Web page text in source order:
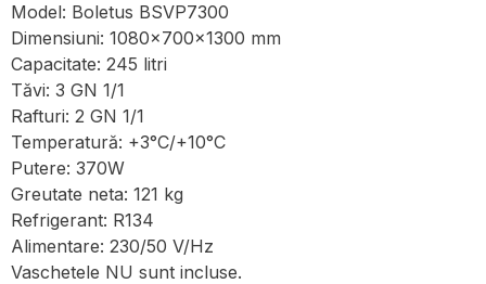
Model: Boletus BSVP7300
Dimensiuni: 1080x700x1300 mm
Capacitate: 245 litri
Tăvi: 3 GN 1/1
Rafturi: 2 GN 1/1
Temperatură: +3°C/+10°C
Putere: 370W
Greutate neta: 121 kg
Refrigerant: R134
Alimentare: 230/50 V/Hz
Vaschetele NU sunt incluse.